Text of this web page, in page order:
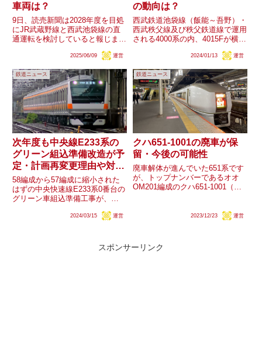
車両は？
9日、読売新聞は2028年度を目処
にJR武蔵野線と西武池袋線の直
通運転を検討していると報じまし
甲種輸送用の連絡線で繋がってお
の直通運転が実現することによる
運行形態や使用車両はどうな...
2025/06/09 運営
の動向は？
西武鉄道池袋線（飯能～吾野）・
西武秩父線及び秩父鉄道線で運用
される4000系の内、4015Fが横瀬
同系列はサステナ車両（東急電鉄
置き換えられる予定ですが、これ
らの車両導入を待...
2024/01/13 運営
鉄道ニュース
次年度も中央線E233系の
グリーン組込準備改造が予
定・計画再変更理由や対象
編成は？
58編成から57編成に縮小された
はずの中央快速線E233系0番台の
グリーン車組込準備工事が、
とが判明しました。既に57編成
なりますが、なぜ編成数が...
2024/03/15 運営
鉄道ニュース
クハ651-1001の廃車が保
留・今後の可能性
廃車解体が進んでいた651系です
が、トップナンバーであるオオ
OM201編成のクハ651-1001（元
るようです。ただ解体を進める見
2023/12/23 運営
スポンサーリンク